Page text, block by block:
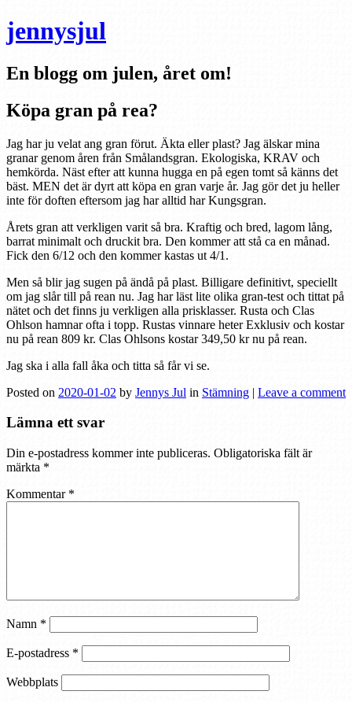
jennysjul
En blogg om julen, året om!
Köpa gran på rea?
Jag har ju velat ang gran förut. Äkta eller plast? Jag älskar mina
granar genom åren från Smålandsgran. Ekologiska, KRAV och
hemkörda. Näst efter att kunna hugga en på egen tomt så känns det
bäst. MEN det är dyrt att köpa en gran varje år. Jag gör det ju heller
inte för doften eftersom jag har alltid har Kungsgran.
Årets gran att verkligen varit så bra. Kraftig och bred, lagom lång,
barrat minimalt och druckit bra. Den kommer att stå ca en månad.
Fick den 6/12 och den kommer kastas ut 4/1.
Men så blir jag sugen på ändå på plast. Billigare definitivt, speciellt
om jag slår till på rean nu. Jag har läst lite olika gran-test och tittat på
nätet och det finns ju verkligen alla prisklasser. Rusta och Clas
Ohlson hamnar ofta i topp. Rustas vinnare heter Exklusiv och kostar
nu på rean 809 kr. Clas Ohlsons kostar 349,50 kr nu på rean.
Jag ska i alla fall åka och titta så får vi se.
Posted on 2020-01-02 by Jennys Jul in Stämning | Leave a comment
Lämna ett svar
Din e-postadress kommer inte publiceras. Obligatoriska fält är
märkta *
Kommentar *
Namn *
E-postadress *
Webbplats